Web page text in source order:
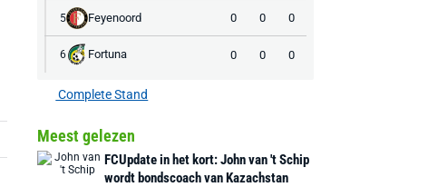
5 Feyenoord 0 0 0
6 Fortuna 0 0 0
Complete Stand
Meest gelezen
FCUpdate in het kort: John van 't Schip
wordt bondscoach van Kazachstan